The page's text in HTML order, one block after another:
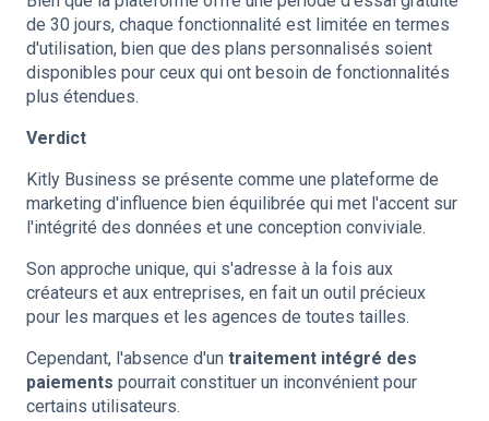
de 30 jours, chaque fonctionnalité est limitée en termes
d'utilisation, bien que des plans personnalisés soient
disponibles pour ceux qui ont besoin de fonctionnalités
plus étendues.
Verdict
Kitly Business se présente comme une plateforme de
marketing d'influence bien équilibrée qui met l'accent sur
l'intégrité des données et une conception conviviale.
Son approche unique, qui s'adresse à la fois aux
créateurs et aux entreprises, en fait un outil précieux
pour les marques et les agences de toutes tailles.
Cependant, l'absence d'un traitement intégré des
paiements pourrait constituer un inconvénient pour
certains utilisateurs.